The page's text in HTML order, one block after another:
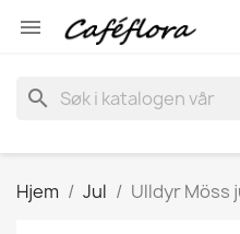

search
Hjem Jul Ulldyr Möss